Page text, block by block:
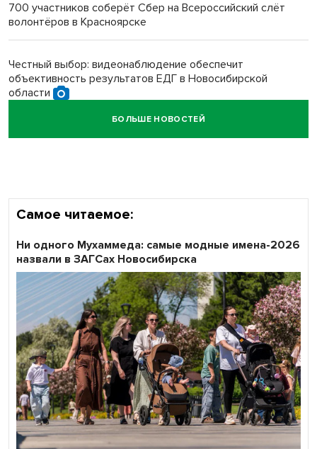
700 участников соберёт Сбер на Всероссийский слёт
волонтёров в Красноярске
Честный выбор: видеонаблюдение обеспечит
объективность результатов ЕДГ в Новосибирской
области
Кибертанки пошли в бой: «Ростелеком» объявляет
БОЛЬШЕ НОВОСТЕЙ
Самое читаемое:
Ни одного Мухаммеда: самые модные имена-2026
назвали в ЗАГСах Новосибирска